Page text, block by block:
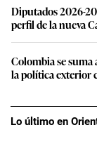
Diputados 2026-
perfil de la nueva
Colombia se
la política exterior
Lo último en